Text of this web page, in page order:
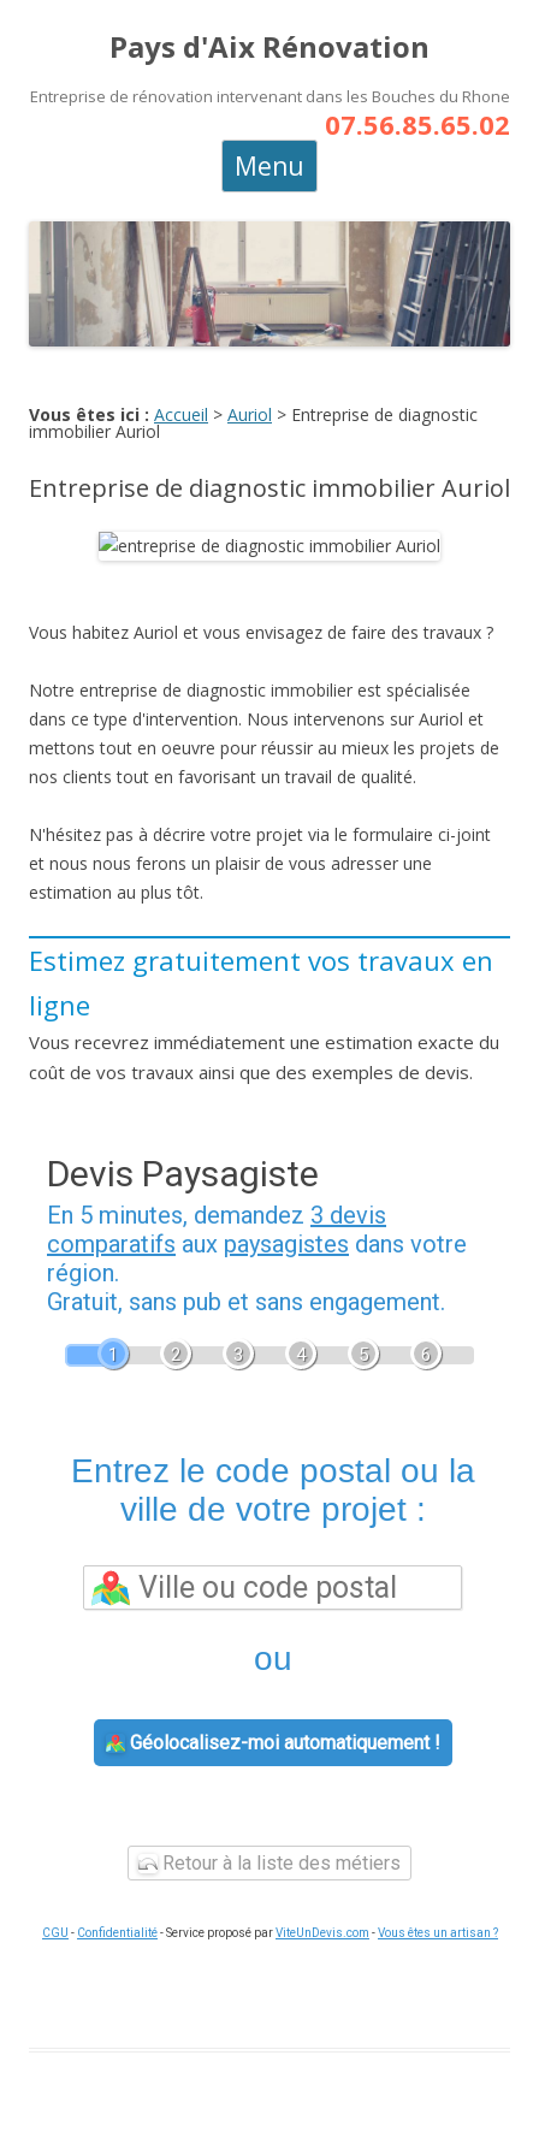
Pays d'Aix Rénovation
Entreprise de rénovation intervenant dans les Bouches du Rhone
07.56.85.65.02
Menu
Vous êtes ici : Accueil > Auriol > Entreprise de diagnostic
immobilier Auriol
Entreprise de diagnostic immobilier Auriol
Vous habitez Auriol et vous envisagez de faire des travaux ?
Notre entreprise de diagnostic immobilier est spécialisée
dans ce type d'intervention. Nous intervenons sur Auriol et
mettons tout en oeuvre pour réussir au mieux les projets de
nos clients tout en favorisant un travail de qualité.
N'hésitez pas à décrire votre projet via le formulaire ci-joint
et nous nous ferons un plaisir de vous adresser une
estimation au plus tôt.
Estimez gratuitement vos travaux en
ligne
Vous recevrez immédiatement une estimation exacte du
coût de vos travaux ainsi que des exemples de devis.
Devis Paysagiste
En 5 minutes, demandez 3 devis
comparatifs aux paysagistes dans votre
région.
Gratuit, sans pub et sans engagement.
1 2 3 4 5 6
Entrez le code postal ou la
ville de votre projet :
ou
Géolocalisez-moi automatiquement !
Retour à la liste des métiers
CGU - Confidentialité- Service proposé parViteUnDevis.com -Vous êtes un artisan ?